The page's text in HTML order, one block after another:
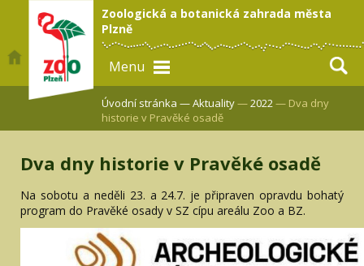
Zoologická a botanická zahrada města
Plzně
Menu
Úvodní stránka —Aktuality—2022— Dva dny
historie v Pravěké osadě
Dva dny historie v Pravěké osadě
Na sobotu a neděli 23. a 24.7. je připraven opravdu bohatý
program do Pravěké osady v SZ cípu areálu Zoo a BZ.